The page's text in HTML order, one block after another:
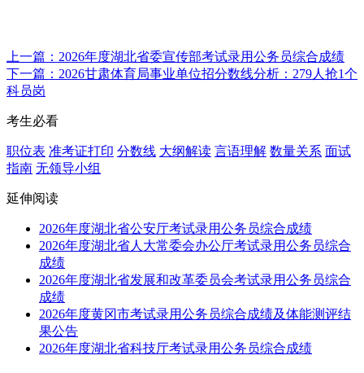
上一篇：2026年度湖北省委宣传部考试录用公务员综合成绩
下一篇：2026甘肃体育局事业单位招分数线分析：279人抢1个
科员岗
考生必看
职位表 准考证打印 分数线 大纲解读 言语理解 数量关系 面试
指南 无领导小组
延伸阅读
2026年度湖北省公安厅考试录用公务员综合成绩
2026年度湖北省人大常委会办公厅考试录用公务员综合
成绩
2026年度湖北省发展和改革委员会考试录用公务员综合
成绩
2026年度黄冈市考试录用公务员综合成绩及体能测评结
果公告
2026年度湖北省科技厅考试录用公务员综合成绩